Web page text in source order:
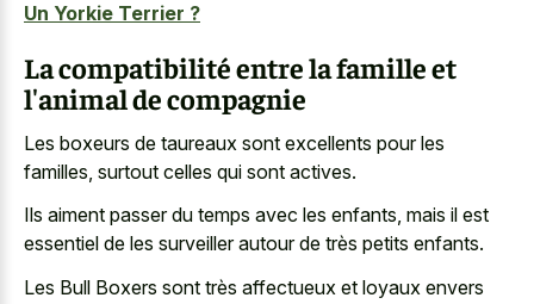
Un Yorkie Terrier ?
La compatibilité entre la famille et
l'animal de compagnie
Les boxeurs de taureaux sont excellents pour les
familles, surtout celles qui sont actives.
Ils aiment passer du temps avec les enfants, mais il est
essentiel de les surveiller autour de très petits enfants.
Les Bull Boxers sont très affectueux et loyaux envers